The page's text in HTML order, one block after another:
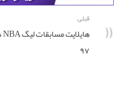
قبلی
۹۷